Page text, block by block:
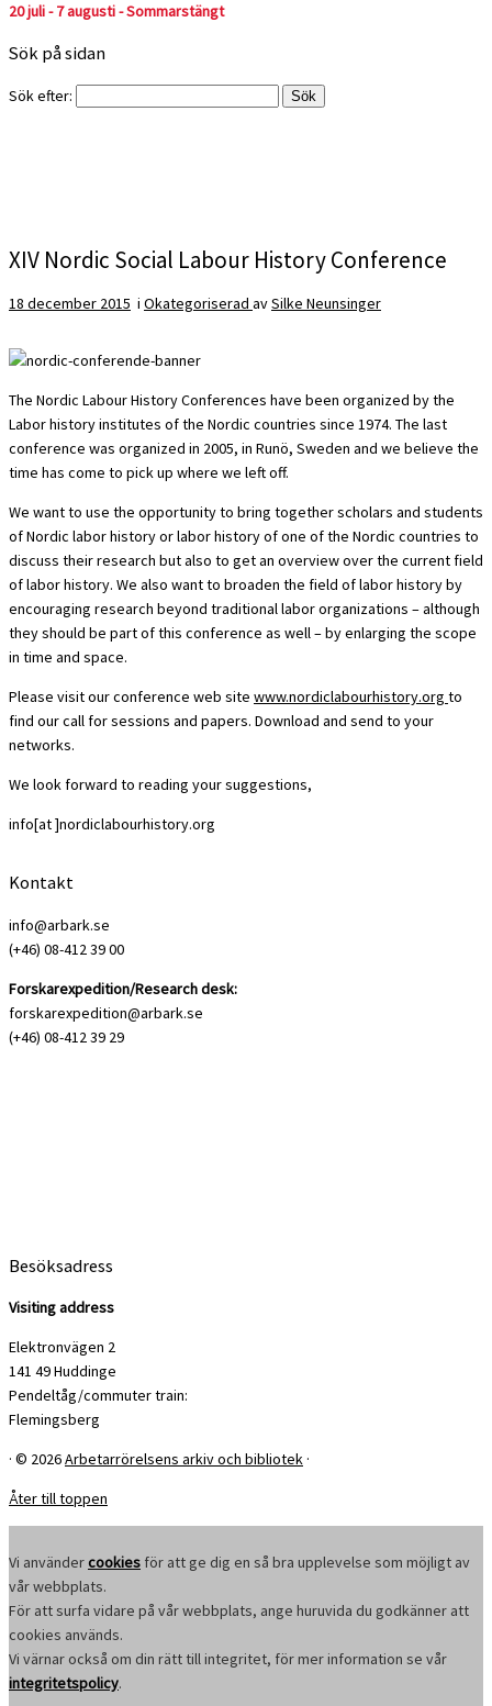
20 juli - 7 augusti - Sommarstängt
Sök på sidan
Sök efter:
XIV Nordic Social Labour History Conference
18 december 2015 i Okategoriserad avSilke Neunsinger
The Nordic Labour History Conferences have been organized by the
Labor history institutes of the Nordic countries since 1974. The last
conference was organized in 2005, in Runö, Sweden and we believe the
time has come to pick up where we left off.
We want to use the opportunity to bring together scholars and students
of Nordic labor history or labor history of one of the Nordic countries to
discuss their research but also to get an overview over the current field
of labor history. We also want to broaden the field of labor history by
encouraging research beyond traditional labor organizations – although
they should be part of this conference as well – by enlarging the scope
in time and space.
Please visit our conference web site www.nordiclabourhistory.org to
find our call for sessions and papers. Download and send to your
networks.
We look forward to reading your suggestions,
info[at ]nordiclabourhistory.org
Kontakt
info@arbark.se
(+46) 08-412 39 00
Forskarexpedition/Research desk:
forskarexpedition@arbark.se
(+46) 08-412 39 29
Besöksadress
Visiting address
Elektronvägen 2
141 49 Huddinge
Pendeltåg/commuter train:
Flemingsberg
· © 2026Arbetarrörelsens arkiv och bibliotek ·
Åter till toppen
Vi användercookies för att ge dig en så bra upplevelse som möjligt av
vår webbplats.
För att surfa vidare på vår webbplats, ange huruvida du godkänner att
cookies används.
Vi värnar också om din rätt till integritet, för mer information se vår
integritetspolicy.